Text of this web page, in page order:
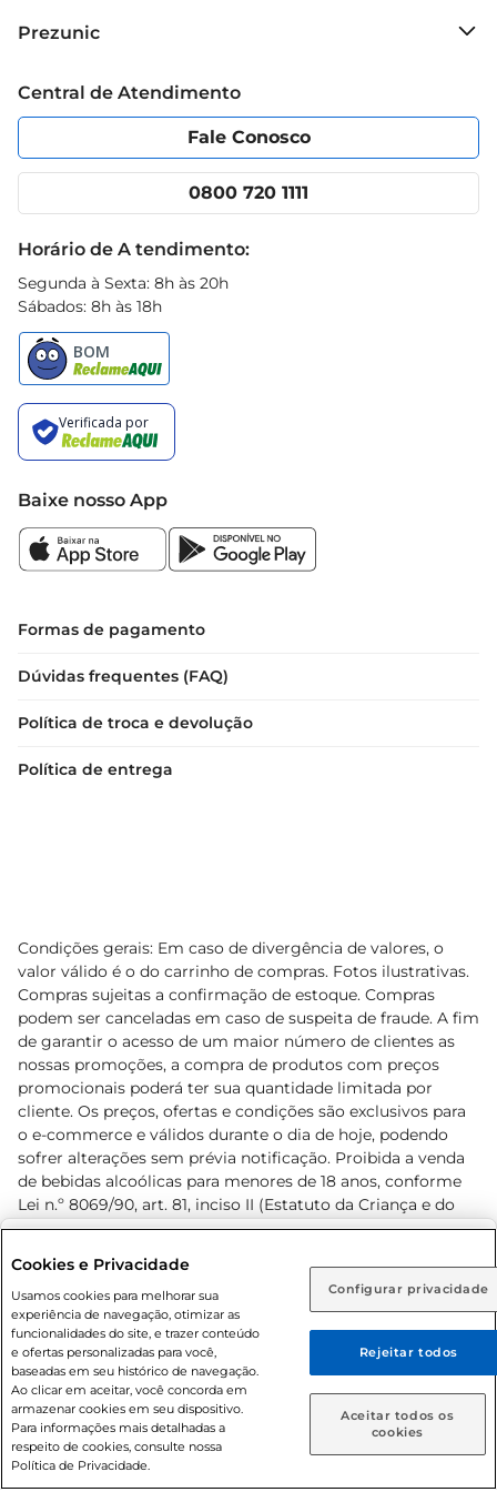
Rio de Janeiro (RJ) Goiás (GO)
Ou
Caso queira comprar online, informe como deseja receber
suas compras:
Entrega em casa Retire em Loja
Grupo Cencosud
Política de Privacidade
Portal do fornecedor
Cencosud Media
Prezunic
Código de Ética
App Prezunic
Central de Atendimento
Fale Conosco
0800 720 1111
Horário de A tendimento:
Segunda à Sexta: 8h às 20h
Sábados: 8h às 18h
Baixe nosso App
Formas de pagamento
Dúvidas frequentes (FAQ)
Política de troca e devolução
Política de entrega
Condições gerais: Em caso de divergência de valores, o
valor válido é o do carrinho de compras. Fotos ilustrativas.
Compras sujeitas a confirmação de estoque. Compras
podem ser canceladas em caso de suspeita de fraude. A fim
de garantir o acesso de um maior número de clientes as
nossas promoções, a compra de produtos com preços
promocionais poderá ter sua quantidade limitada por
cliente. Os preços, ofertas e condições são exclusivos para
o e-commerce e válidos durante o dia de hoje, podendo
sofrer alterações sem prévia notificação. Proibida a venda
de bebidas alcoólicas para menores de 18 anos, conforme
Lei n.º 8069/90, art. 81, inciso II (Estatuto da Criança e do
Adolescente). Preços e condições exclusivos para o
prévio. O valor mínimo para as compras on-line é de R$
80,00.
© 2026 Copyright. Todos os direitos
reservados Prezunic.
Cookies e Privacidade
Usamos cookies para melhorar sua
experiência de navegação, otimizar as
funcionalidades do site, e trazer conteúdo
e ofertas personalizadas para você,
baseadas em seu histórico de navegação.
Ao clicar em aceitar, você concorda em
armazenar cookies em seu dispositivo.
Para informações mais detalhadas a
respeito de cookies, consulte nossa
Política de Privacidade.
Configurar privacidade
Rejeitar todos
Aceitar todos os
cookies